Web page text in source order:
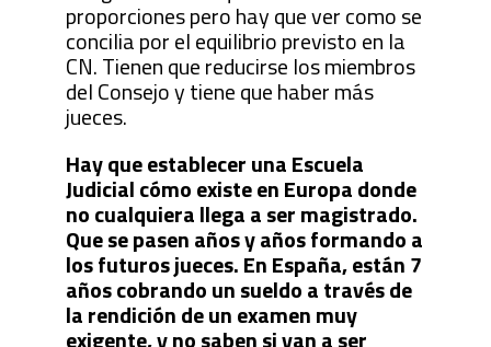
proporciones pero hay que ver como se
concilia por el equilibrio previsto en la
CN. Tienen que reducirse los miembros
del Consejo y tiene que haber más
jueces.
Hay que establecer una Escuela
Judicial cómo existe en Europa donde
no cualquiera llega a ser magistrado.
Que se pasen años y años formando a
los futuros jueces. En España, están 7
años cobrando un sueldo a través de
la rendición de un examen muy
exigente, y no saben si van a ser